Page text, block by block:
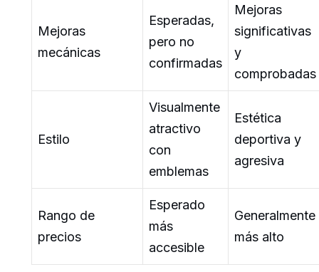
Mejoras
mecánicas
Esperadas,
pero no
confirmadas
Mejoras
significativas
y
comprobadas
Estilo
Visualmente
atractivo
con
emblemas
Estética
deportiva y
agresiva
Rango de
precios
Esperado
más
accesible
Generalmente
más alto